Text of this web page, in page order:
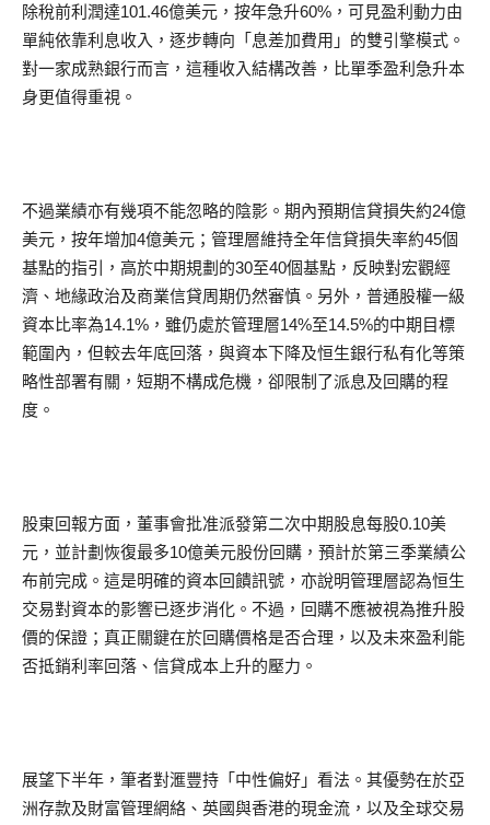
除稅前利潤達101.46億美元，按年急升60%，可見盈利動力由
單純依靠利息收入，逐步轉向「息差加費用」的雙引擎模式。
對一家成熟銀行而言，這種收入結構改善，比單季盈利急升本
身更值得重視。
不過業績亦有幾項不能忽略的陰影。期內預期信貸損失約24億
美元，按年增加4億美元；管理層維持全年信貸損失率約45個
基點的指引，高於中期規劃的30至40個基點，反映對宏觀經
濟、地緣政治及商業信貸周期仍然審慎。另外，普通股權一級
資本比率為14.1%，雖仍處於管理層14%至14.5%的中期目標
範圍內，但較去年底回落，與資本下降及恒生銀行私有化等策
略性部署有關，短期不構成危機，卻限制了派息及回購的程
度。
股東回報方面，董事會批准派發第二次中期股息每股0.10美
元，並計劃恢復最多10億美元股份回購，預計於第三季業績公
布前完成。這是明確的資本回饋訊號，亦說明管理層認為恒生
交易對資本的影響已逐步消化。不過，回購不應被視為推升股
價的保證；真正關鍵在於回購價格是否合理，以及未來盈利能
否抵銷利率回落、信貸成本上升的壓力。
展望下半年，筆者對滙豐持「中性偏好」看法。其優勢在於亞
洲存款及財富管理網絡、英國與香港的現金流，以及全球交易